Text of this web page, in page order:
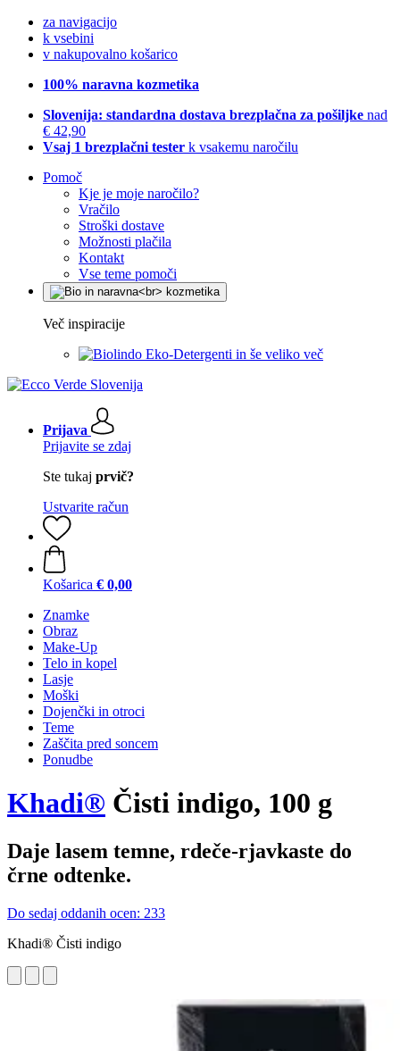
za navigacijo
k vsebini
v nakupovalno košarico
100% naravna kozmetika
Slovenija: standardna dostava brezplačna za pošiljke nad
€ 42,90
Vsaj 1 brezplačni tester k vsakemu naročilu
Pomoč
Kje je moje naročilo?
Vračilo
Stroški dostave
Možnosti plačila
Kontakt
Vse teme pomoči
Več inspiracije
Eko-Detergenti in še veliko več
Prijava
Prijavite se zdaj
Ste tukaj prvič?
Ustvarite račun
Košarica € 0,00
Znamke
Obraz
Make-Up
Telo in kopel
Lasje
Moški
Dojenčki in otroci
Teme
Zaščita pred soncem
Ponudbe
Khadi® Čisti indigo, 100 g
Daje lasem temne, rdeče-rjavkaste do
črne odtenke.
Do sedaj oddanih ocen: 233
Khadi® Čisti indigo